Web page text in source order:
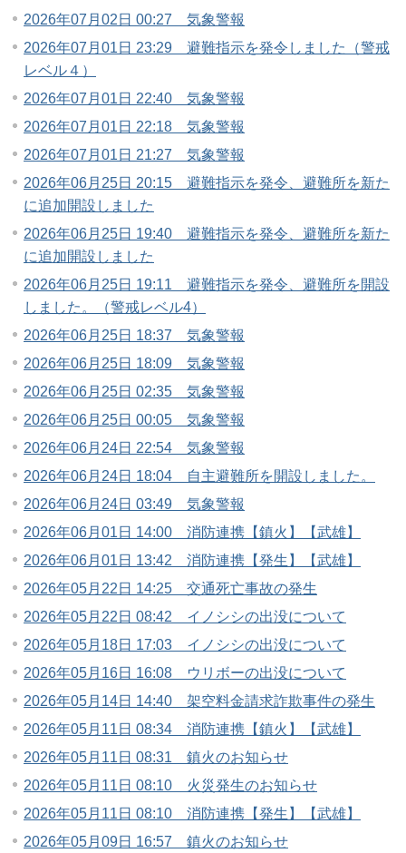
2026年07月02日 00:27 気象警報
2026年07月01日 23:29 避難指示を発令しました（警戒
レベル４）
2026年07月01日 22:40 気象警報
2026年07月01日 22:18 気象警報
2026年07月01日 21:27 気象警報
2026年06月25日 20:15 避難指示を発令、避難所を新た
に追加開設しました
2026年06月25日 19:40 避難指示を発令、避難所を新た
に追加開設しました
2026年06月25日 19:11 避難指示を発令、避難所を開設
しました。（警戒レベル4）
2026年06月25日 18:37 気象警報
2026年06月25日 18:09 気象警報
2026年06月25日 02:35 気象警報
2026年06月25日 00:05 気象警報
2026年06月24日 22:54 気象警報
2026年06月24日 18:04 自主避難所を開設しました。
2026年06月24日 03:49 気象警報
2026年06月01日 14:00 消防連携【鎮火】【武雄】
2026年06月01日 13:42 消防連携【発生】【武雄】
2026年05月22日 14:25 交通死亡事故の発生
2026年05月22日 08:42 イノシシの出没について
2026年05月18日 17:03 イノシシの出没について
2026年05月16日 16:08 ウリボーの出没について
2026年05月14日 14:40 架空料金請求詐欺事件の発生
2026年05月11日 08:34 消防連携【鎮火】【武雄】
2026年05月11日 08:31 鎮火のお知らせ
2026年05月11日 08:10 火災発生のお知らせ
2026年05月11日 08:10 消防連携【発生】【武雄】
2026年05月09日 16:57 鎮火のお知らせ